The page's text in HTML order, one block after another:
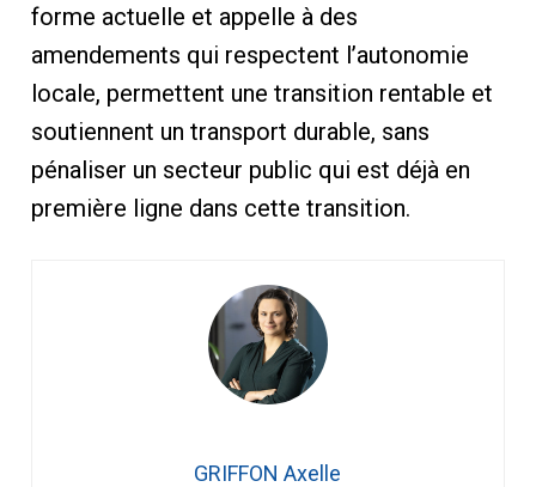
forme actuelle et appelle à des
amendements qui respectent l’autonomie
locale, permettent une transition rentable et
soutiennent un transport durable, sans
pénaliser un secteur public qui est déjà en
première ligne dans cette transition.
GRIFFON Axelle